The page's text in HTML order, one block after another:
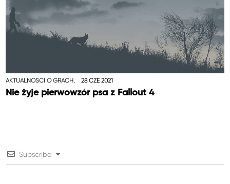
AKTUALNOŚCI O GRACH, 28 CZE 2021
Nie żyje pierwowzór psa z Fallout 4
Subscribe